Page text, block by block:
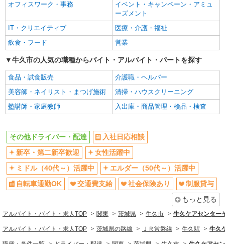
交通費支給
社会保険あり
制服貸与
研修制度あり
未経験歓迎
経験者・有資格者歓迎
フリーター歓迎
ブランクOK
昼
夕方
髪型・髪色自由
髭（ひげ）OK
ネイルOK
車通勤OK
バイク通勤OK
社員登用あり
同じ職種から求人を探す
ドライバー・配達
同じ特徴から求人を探す
オフィスワーク・事務
イベント・キャンペーン・アミュ
ーズメント
IT・クリエイティブ
医療・介護・福祉
飲食・フード
営業
牛久市の人気の職種からバイト・アルバイト・パートを探す
食品・試食販売
介護職・ヘルパー
美容師・ネイリスト・まつげ施術
清掃・ハウスクリーニング
塾講師・家庭教師
入出庫・商品管理・検品・検査
その他ドライバー・配達
入社日応相談
新卒・第二新卒歓迎
女性活躍中
ミドル（40代～）活躍中
エルダー（50代～）活躍中
自転車通勤OK
交通費支給 社会保険あり
制服貸与
もっと見る
アルバイト・バイト・求人TOP 関東 茨城県 牛久市 牛久ケアセンター
アルバイト・バイト・求人TOP 茨城県の路線 ＪＲ常磐線 牛久駅 牛久